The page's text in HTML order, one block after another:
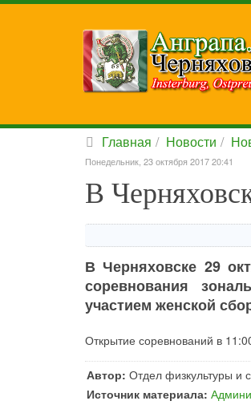
Главная Новости
Понедельник, 23 октября 2017 20:41
В
В Черняховске 29
соревнования
участием женской
Открытие соревнований в
Автор: Отдел физкультуры и
Источник материала: